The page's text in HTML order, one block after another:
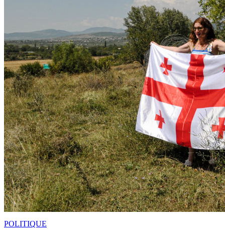
POLITIQUE